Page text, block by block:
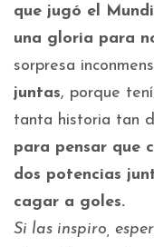
que jugó el
una gloria para
sorpresa
juntas, porque
tanta historia tan
para pensar que
dos potencias
cagar a goles.
Si las inspiro,